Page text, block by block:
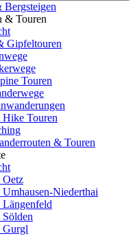
Bergsteigen
& Touren
Gipfeltouren
Touren
Touren
& Touren
Oetz
Niederthai
Längenfeld
Gurgl